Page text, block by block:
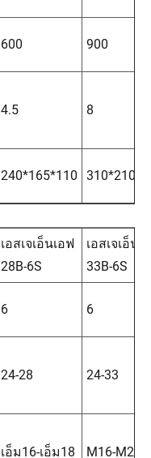
600 900
4.5 8
240*165*110
เอสเจเอ็นเอฟ
28B-6S
เอสเจเอ็นเ
33B-6S
6 6
24-28 24-33
เอ็ม16-เอ็ม18 M16-M22